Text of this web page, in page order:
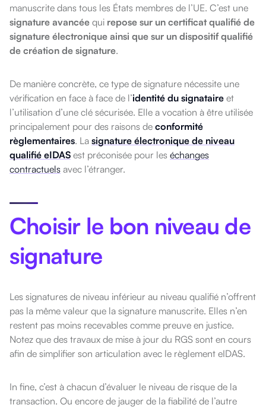
manuscrite dans tous les États membres de l’UE. C’est une
signature avancée qui repose sur un certificat qualifié de
signature électronique ainsi que sur un dispositif qualifié
de création de signature.
De manière concrète, ce type de signature nécessite une
vérification en face à face de l’identité du signataire et
l’utilisation d’une clé sécurisée. Elle a vocation à être utilisée
principalement pour des raisons de conformité
règlementaires. La signature électronique de niveau
qualifié eIDAS est préconisée pour les échanges
contractuels avec l’étranger.
Choisir le bon niveau de
signature
Les signatures de niveau inférieur au niveau qualifié n’offrent
pas la même valeur que la signature manuscrite. Elles n’en
restent pas moins recevables comme preuve en justice.
Notez que des travaux de mise à jour du RGS sont en cours
afin de simplifier son articulation avec le règlement eIDAS.
In fine, c’est à chacun d’évaluer le niveau de risque de la
transaction. Ou encore de jauger de la fiabilité de l’autre